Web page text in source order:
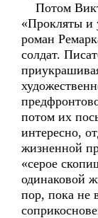
Потом
«Прокляты и
роман
солдат.
потом их
интересно,
жизненной
«серое
одинаковой
пор, пока не